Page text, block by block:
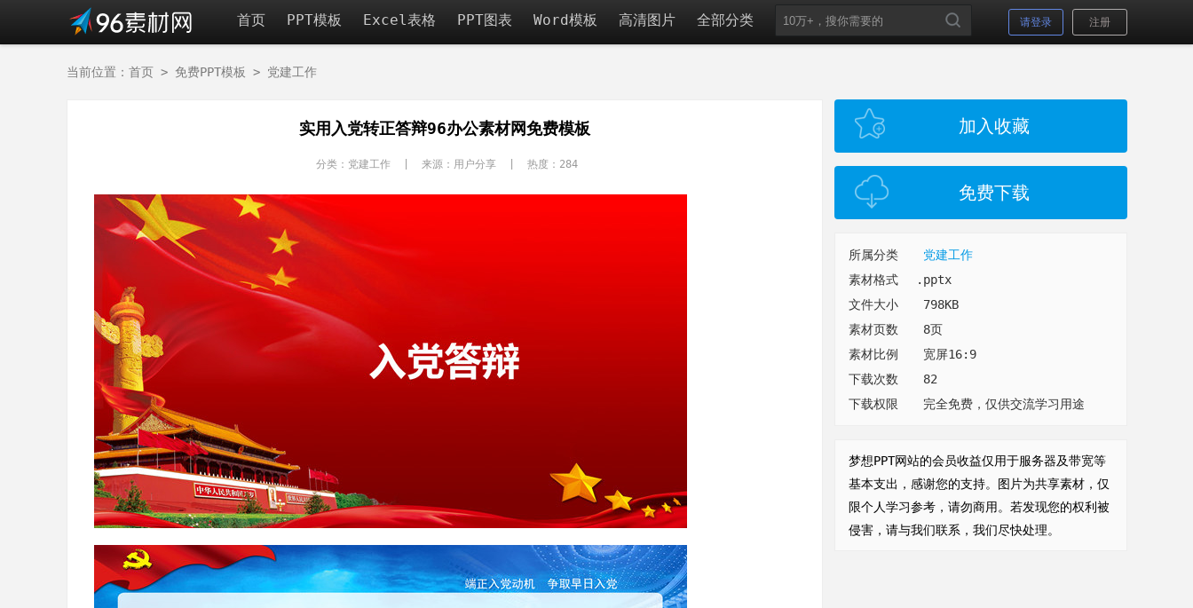
首页 PPT模板 Excel表格 PPT图表 Word模板 高清图片 全部分类 注册
请登录
当前位置： 首页> 免费PPT模板 > 党建工作
实用入党转正答辩96办公素材网免费模板
分类：党建工作 | 来源：用户分享 | 热度： 284
加入收藏
免费下载
所属分类
党建工作
素材格式
.pptx
文件大小
798KB
素材页数
8页
素材比例
宽屏16:9
下载次数
82
下载权限
完全免费，仅供交流学习用途
梦想PPT网站的会员收益仅用于服务器及带宽等
基本支出，感谢您的支持。图片为共享素材，仅
限个人学习参考，请勿商用。若发现您的权利被
侵害，请与我们联系，我们尽快处理。